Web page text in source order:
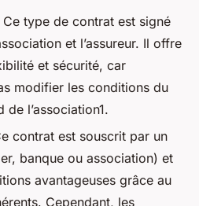
Ce type de contrat est signé
et l’assureur. Il offre
et sécurité, car
modifier les conditions du
de l’association1.
contrat est souscrit par un
banque ou association) et
avantageuses grâce au
Cependant, les